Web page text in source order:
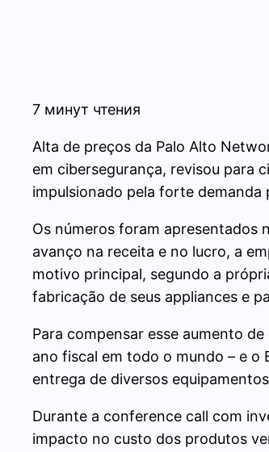
7 минут чтения
Alta de preços da Palo Alto
em cibersegurança, revisou para
impulsionado pela forte demanda
Os números foram apresentados
avanço na receita e no lucro, a
motivo principal, segundo a
fabricação de seus appliances e
Para compensar esse aumento
ano fiscal em todo o mundo – e o
entrega de diversos
Durante a conference call com
impacto no custo dos produtos